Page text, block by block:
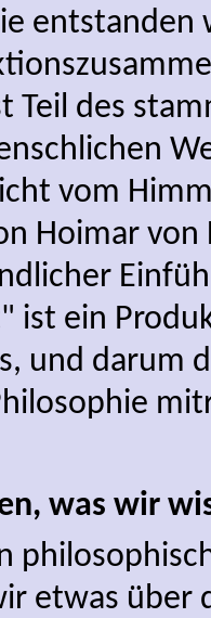
entstanden
Teil des
vom
Hoimar
ist ein
und darum
was wir
etwas über